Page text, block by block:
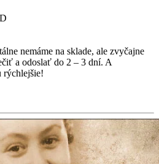
nemáme na sklade, ale zvyčajne
a odoslať do 2 – 3 dní. A
rýchlejšie!